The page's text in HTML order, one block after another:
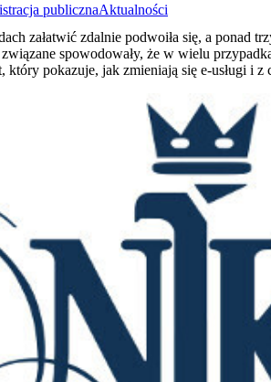
publicznaAktualności
załatwić zdalnie podwoiła się, a ponad
spowodowały, że w wielu
pokazuje, jak zmieniają się e-usługi i z